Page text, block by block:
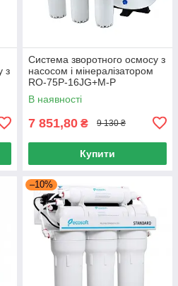
з
Система зворотного осмосу з
насосом і мінералізатором
RO-75P-16JG+М-P
В наявності
7 851,80 ₴ 9 130 ₴
Купити
–10%